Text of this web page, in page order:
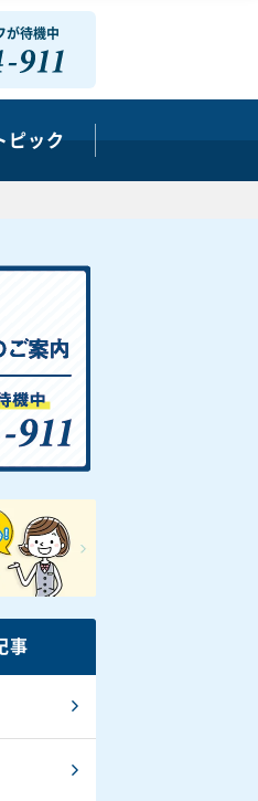
が待機中
ピック
事